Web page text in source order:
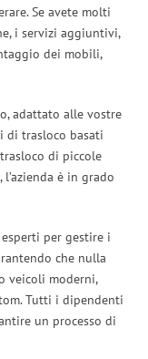
Se avete molti
i servizi aggiuntivi,
dei mobili,
adattato alle vostre
di trasloco basati
di piccole
è in grado
per gestire i
che nulla
veicoli moderni,
Tutti i dipendenti
un processo di